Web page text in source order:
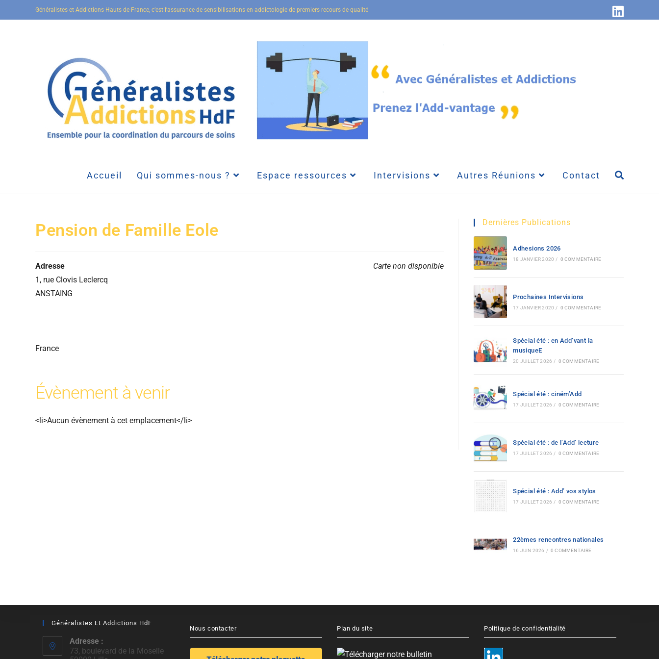
Généralistes et Addictions Hauts de France, c’est l’assurance de sensibilisations en addictologie de premiers recours de qualité
Accueil Qui sommes-nous ? Espace ressources Intervisions Autres Réunions Contact
Pension de Famille Eole
Carte non disponible
Adresse
1, rue Clovis Leclercq
ANSTAING
France
Évènement à venir
<li>Aucun évènement à cet emplacement</li>
Dernières Publications
Adhesions 2026
18 JANVIER 2020 / 0 COMMENTAIRE
Prochaines Intervisions
17 JANVIER 2020 / 0 COMMENTAIRE
Spécial été : en Add’vant la
musiqueE
20 JUILLET 2026 / 0 COMMENTAIRE
Spécial été : ciném’Add
17 JUILLET 2026 / 0 COMMENTAIRE
Spécial été : de l’Add’ lecture
17 JUILLET 2026 / 0 COMMENTAIRE
Spécial été : Add’ vos stylos
17 JUILLET 2026 / 0 COMMENTAIRE
22èmes rencontres nationales
16 JUIN 2026 / 0 COMMENTAIRE
Généralistes Et Addictions HdF
Adresse :
73, boulevard de la Moselle
Nous contacter Plan du site Politique de confidentialité